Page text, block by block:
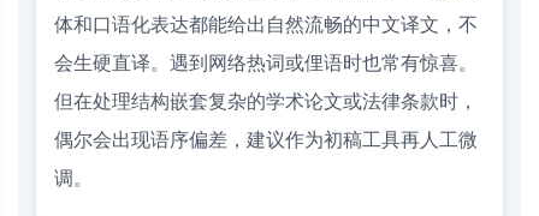
体和口语化表达都能给出自然流畅的中文译文，不
会生硬直译。遇到网络热词或俚语时也常有惊喜。
但在处理结构嵌套复杂的学术论文或法律条款时，
偶尔会出现语序偏差，建议作为初稿工具再人工微
调。